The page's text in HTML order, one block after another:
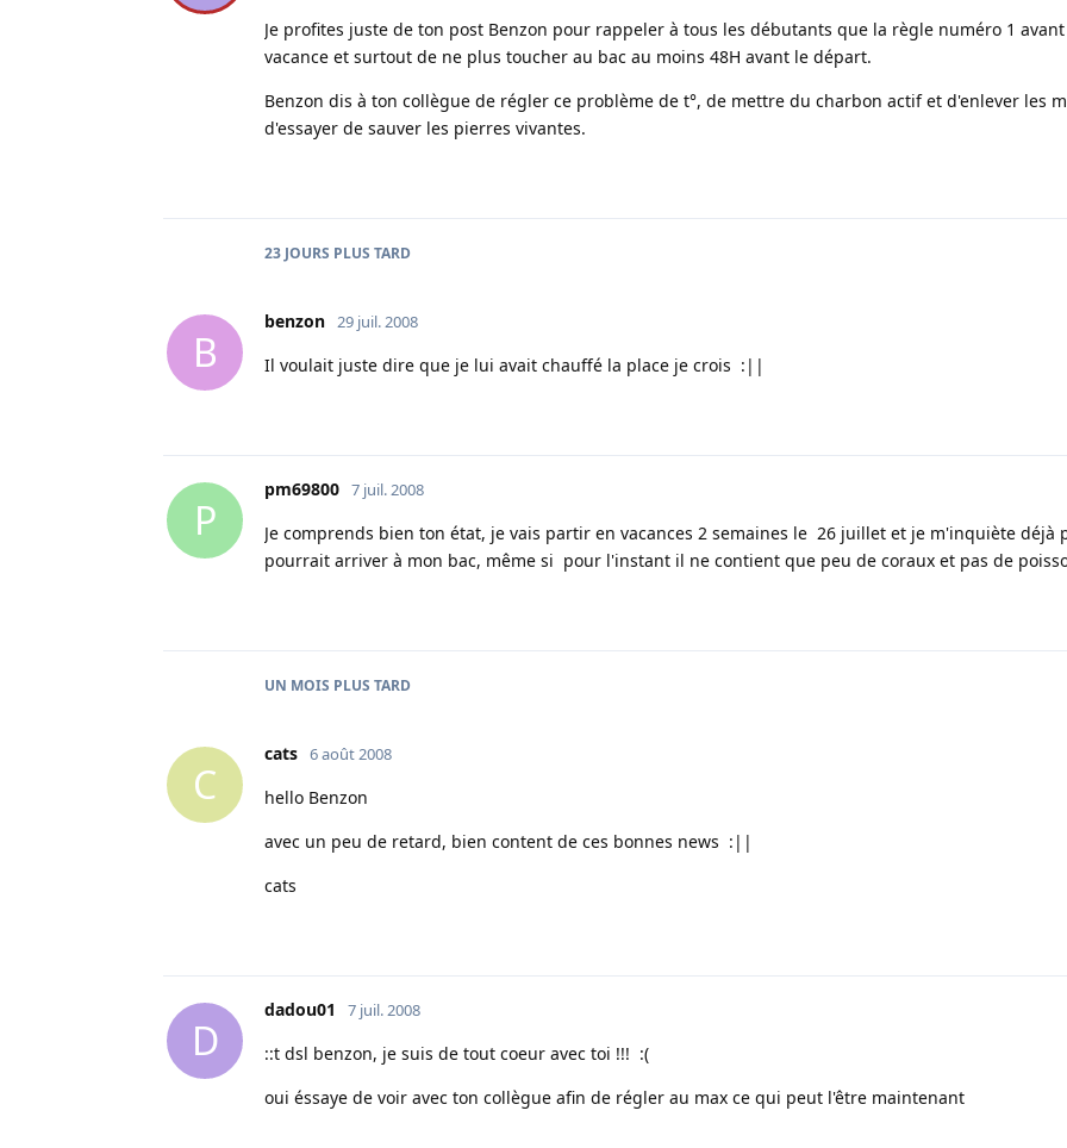
Je profites juste de ton post Benzon pour rappeler à tous les débutants que la règle numéro 1
vacance et surtout de ne plus toucher au bac au moins 48H avant le départ.
Benzon dis à ton collègue de régler ce problème de t°, de mettre du charbon actif et d'enlever les
d'essayer de sauver les pierres vivantes.
23 JOURS PLUS TARD
B
benzon 29 juil. 2008
Il voulait juste dire que je lui avait chauffé la place je crois :||
P
pm69800 7 juil. 2008
Je comprends bien ton état, je vais partir en vacances 2 semaines le 26 juillet et je m'inquiète déjà
pourrait arriver à mon bac, même si pour l'instant il ne contient que peu de coraux et pas de
UN MOIS PLUS TARD
C
cats 6 août 2008
hello Benzon
avec un peu de retard, bien content de ces bonnes news :||
cats
D
dadou01 7 juil. 2008
::t dsl benzon, je suis de tout coeur avec toi !!! :(
oui éssaye de voir avec ton collègue afin de régler au max ce qui peut l'être maintenant